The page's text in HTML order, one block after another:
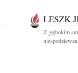
LESZK
Z głębokim